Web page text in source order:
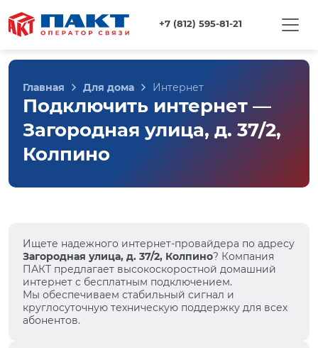
+7 (812) 595-81-21
Главная Для дома Интернет
Подключить интернет —
Загородная улица, д. 37/2,
Колпино
Ищете надежного интернет-провайдера по адресу
Загородная улица, д. 37/2, Колпино? Компания
ПАКТ предлагает высокоскоростной домашний
интернет с бесплатным подключением.
Мы обеспечиваем стабильный сигнал и
круглосуточную техническую поддержку для всех
абонентов.